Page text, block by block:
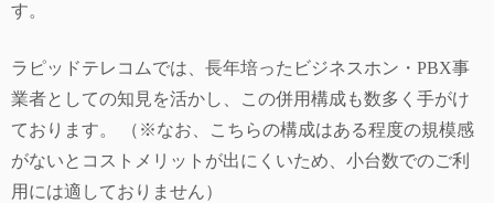
す。
ラピッドテレコムでは、長年培ったビジネスホン・PBX事
業者としての知見を活かし、この併用構成も数多く手がけ
ております。 （※なお、こちらの構成はある程度の規模感
がないとコストメリットが出にくいため、小台数でのご利
用には適しておりません）